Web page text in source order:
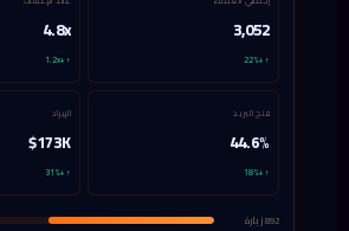
3,052
↑ +22%
4.8x
↑ +1.2x
فتح البريد
44.6%
↑ +18%
الإيراد
$173K
↑ +31%
892 زيارة